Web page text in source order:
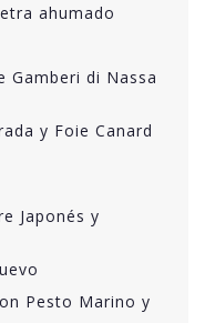
ahumado
Gamberi di Nassa
y Foie Canard
Japonés y
Pesto Marino y